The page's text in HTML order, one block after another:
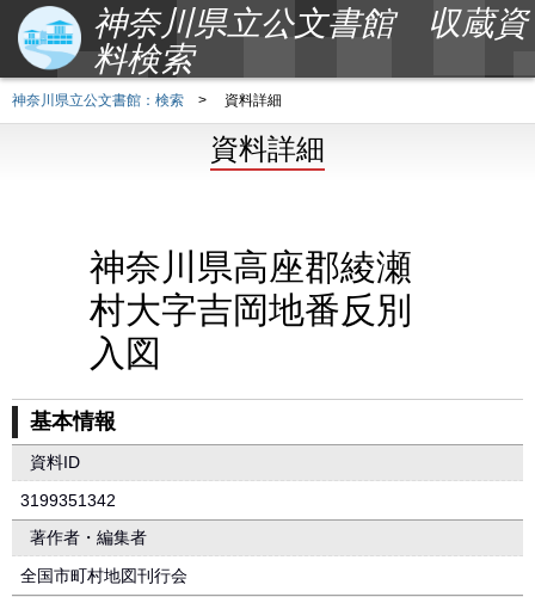
神奈川県立公文書館 収蔵資
料検索
神奈川県立公文書館：検索 > 資料詳細
資料詳細
神奈川県高座郡綾瀬
村大字吉岡地番反別
入図
基本情報
資料ID
3199351342
著作者・編集者
全国市町村地図刊行会